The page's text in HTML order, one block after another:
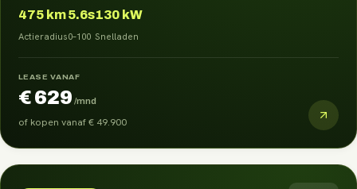
475 km
Actieradius
5.6s
0–100
130 kW
Snelladen
LEASE VANAF
€ 629 /mnd
of kopen vanaf€ 49.900